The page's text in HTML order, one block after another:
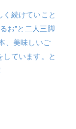
く続けていこと
お”と二人三脚
、美味しいご
しています。と